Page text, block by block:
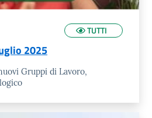
TUTTI
2025
Gruppi di Lavoro,